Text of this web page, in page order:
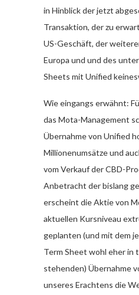
in Hinblick der jetzt
Transaktion, der zu
US-Geschäft, der
Europa und und des
Sheets mit Unified
Wie eingangs erwähnt:
das Mota-Management
Übernahme von Unified
Millionenumsätze und
vom Verkauf der CBD-
Anbetracht der bislang
erscheint die Aktie von
aktuellen Kursniveau
geplanten (und mit dem
Term Sheet wohl eher in
stehenden) Übernahme
unseres Erachtens die